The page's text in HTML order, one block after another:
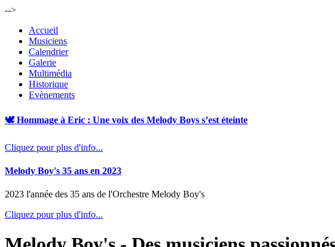
-->
Accueil
Musiciens
Calendrier
Galerie
Multimédia
Historique
Evènements
🕊️ Hommage à Eric : Une voix des Melody Boys s’est éteinte
Cliquez pour plus d'info...
Melody Boy's 35 ans en 2023
2023 l'année des 35 ans de l'Orchestre Melody Boy's
Cliquez pour plus d'info...